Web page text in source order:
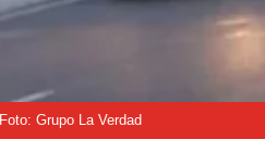
Foto: Grupo La Verdad